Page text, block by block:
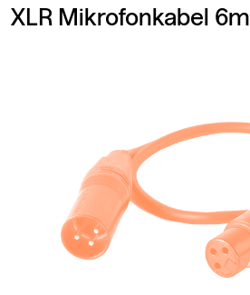
XLR Mikrofonkabel 6m